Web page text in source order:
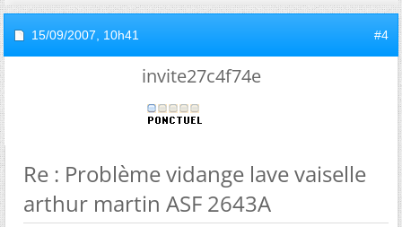
15/09/2007, 10h41 #4
invite27c4f74e
Re : Problème vidange lave vaiselle
arthur martin ASF 2643A